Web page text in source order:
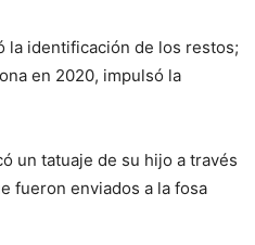
la identificación de los restos;
en 2020, impulsó la
un tatuaje de su hijo a través
fueron enviados a la fosa